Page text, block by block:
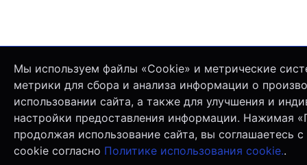
Мы используем файлы «Cookie» и метрические
метрики для сбора и анализа информации о
использовании сайта, а также для улучшения и
настройки предоставления информации. Нажимая
продолжая использование сайта, вы соглашаетесь
cookie согласно Политике использования cookie..